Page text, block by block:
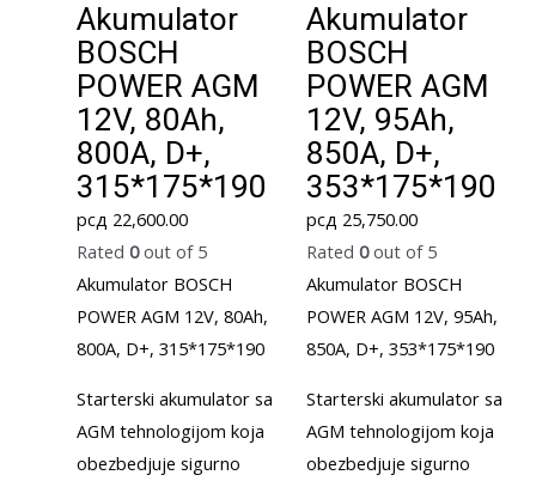
Akumulator
BOSCH
POWER AGM
12V, 80Ah,
800A, D+,
315*175*190
рсд 22,600.00
Rated 0out of 5
Akumulator BOSCH
POWER AGM 12V, 80Ah,
800A, D+, 315*175*190
Starterski akumulator sa
AGM tehnologijom koja
obezbedjuje sigurno
Akumulator
BOSCH
POWER AGM
12V, 95Ah,
850A, D+,
353*175*190
рсд 25,750.00
Rated 0out of 5
Akumulator BOSCH
POWER AGM 12V, 95Ah,
850A, D+, 353*175*190
Starterski akumulator sa
AGM tehnologijom koja
obezbedjuje sigurno